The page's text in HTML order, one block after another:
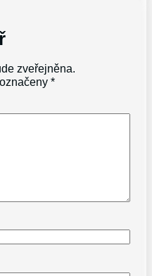
zveřejněna.
*